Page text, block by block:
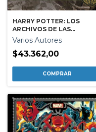
HARRY POTTER: LOS
ARCHIVOS DE LAS
PELICULAS 3.
Varios Autores
$43.362,00